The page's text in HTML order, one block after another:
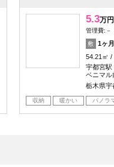
5.3万円
管理費:－
敷
1ヶ月
54.21㎡
宇都宮駅
ベニマル
栃木県宇
収納 暖かい パノラ